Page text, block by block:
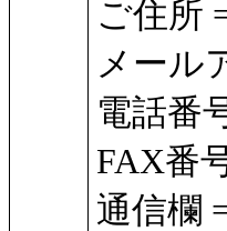
ご住所
メール
電話番
FAX番
通信欄